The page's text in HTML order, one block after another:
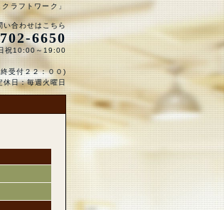
ラフトワーク」
い合わせはこちら
6650
祝10:00～19:00
受付２２：００)
休日：毎週火曜日